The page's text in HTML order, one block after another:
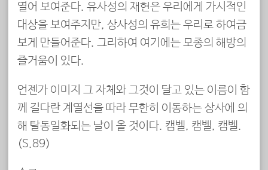
열어 보여준다. 유사성의 재현은 우리에게 가시적인
대상을 보여주지만, 상사성의 유희는 우리로 하여금
보게 만들어준다. 그리하여 여기에는 모종의 해방의
즐거움이 있다.
언젠가 이미지 그 자체와 그것이 달고 있는 이름이 함
께 길다란 계열선을 따라 무한히 이동하는 상사에 의
해 탈동일화되는 날이 올 것이다. 캠벨, 캠벨, 캠벨.
(S.89)